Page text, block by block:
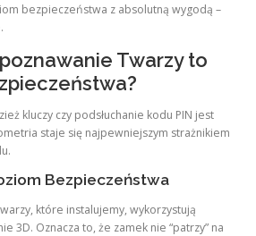
bezpieczeństwa z absolutną wygodą –
Twarzy to
kluczy czy podsłuchanie kodu PIN jest
staje się najpewniejszym strażnikiem
Bezpieczeństwa
które instalujemy, wykorzystują
3D. Oznacza to, że zamek nie “patrzy” na